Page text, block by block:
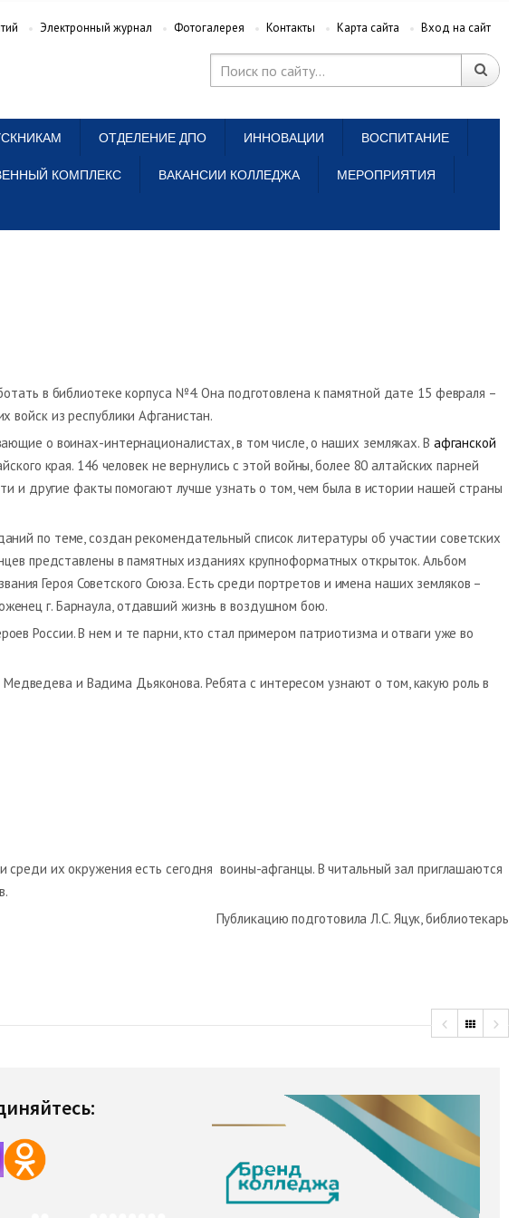
Электронный журнал Фотогалерея Контакты Карта сайта Вход на сайт
ОТДЕЛЕНИЕ ДПО ИННОВАЦИИ ВОСПИТАНИЕ
КОМПЛЕКС ВАКАНСИИ КОЛЛЕДЖА МЕРОПРИЯТИЯ
в библиотеке корпуса №4. Она подготовлена к памятной дате 15 февраля –
войск из республики Афганистан.
о воинах-интернационалистах, в том числе, о наших земляках. В афганской
края. 146 человек не вернулись с этой войны, более 80 алтайских парней
и другие факты помогают лучше узнать о том, чем была в истории нашей страны
по теме, создан рекомендательный список литературы об участии советских
представлены в памятных изданиях крупноформатных открыток. Альбом
Героя Советского Союза. Есть среди портретов и имена наших земляков –
г. Барнаула, отдавший жизнь в воздушном бою.
России. В нем и те парни, кто стал примером патриотизма и отваги уже во
и Вадима Дьяконова. Ребята с интересом узнают о том, какую роль в
их окружения есть сегодня воины-афганцы. В читальный зал приглашаются
Публикацию подготовила Л.С. Яцук, библиотекарь